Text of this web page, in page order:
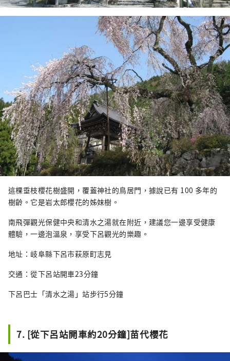
這棵垂枝櫻花樹盛開，覆蓋神社的鳥居門，據說已有 100 多年的
樹齡。它是岩太郎櫻花的姊妹樹。
南飛彈觀光保健中央和清水之湯就在附近，建議您一邊享受健康
體驗，一邊泡溫泉，享受下呂觀光的樂趣。
地址：岐阜縣下呂市萩原町志見
交通：從下呂站開車23分鐘
下呂巴士「清水之湯」站步行5分鐘
7. [從下呂站開車約20分鐘]苗代櫻花